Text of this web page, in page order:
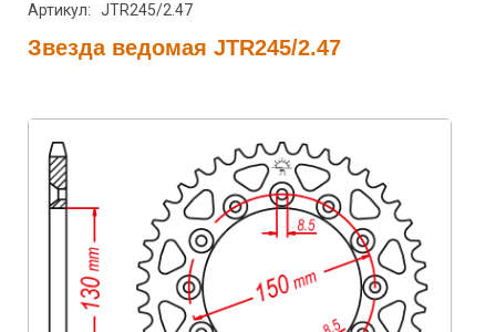
Артикул: JTR245/2.47
Звезда ведомая JTR245/2.47